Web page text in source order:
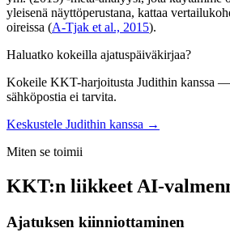
yleisenä näyttöperustana, kattaa
oireissa (A-Tjak et al., 2015).
Haluatko kokeilla ajatuspäiväkirjaa?
Kokeile KKT-harjoitusta Judithin kanssa
sähköpostia ei tarvita.
Keskustele Judithin kanssa →
Miten se toimii
KKT:n liikkeet AI-
Ajatuksen kiinniottaminen